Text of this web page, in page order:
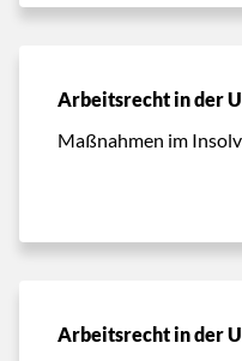
Arbeitsrecht in der
Maßnahmen im
Arbeitsrecht in der